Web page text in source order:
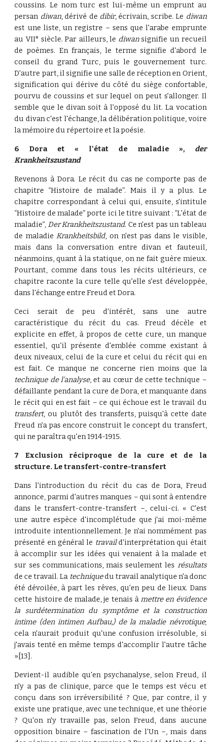
coussins. Le nom turc est lui-même un emprunt au
persan diwan, dérivé de dibir, écrivain, scribe. Le diwan
est une liste, un registre – sens que l'arabe emprunte
au VII° siècle. Par ailleurs, le diwansignifie un recueil
de poèmes. En français, le terme signifie d'abord le
conseil du grand Turc, puis le gouvernement turc.
D'autre part, il signifie une salle de réception en Orient,
signification qui dérive du côté du siège confortable,
pourvu de coussins et sur lequel on peut s'allonger. Il
semble que le divan soit à l'opposé du lit. La vocation
du divan c'est l'échange, la délibération politique, voire
la mémoire du répertoire et la poésie.
6 Dora et « l'état de maladie », der
Krankheitszustand
Revenons à Dora. Le récit du cas ne comporte pas de
chapitre “Histoire de malade”. Mais il y a plus. Le
chapitre correspondant à celui qui, ensuite, s'intitule
“Histoire de malade” porte ici le titre suivant : “L'état de
maladie”, Der Krankheitszustand. Ce n'est pas un tableau
de maladieKrankheitsbild, on n'est pas dans le visible,
mais dans la conversation entre divan et fauteuil,
néanmoins, quant à la statique, on ne fait guère mieux.
Pourtant, comme dans tous les récits ultérieurs, ce
chapitre raconte la cure telle qu'elle s'est développée,
dans l'échange entre Freud et Dora.
Ceci serait de peu d'intérêt, sans une autre
caractéristique du récit du cas. Freud décèle et
explicite en effet, à propos de cette cure, un manque
essentiel, qu'il présente d'emblée comme existant à
deux niveaux, celui de la cure et celui du récit qui en
est fait. Ce manque ne concerne rien moins que la
technique de l'analyse, et au cœur de cette technique –
défaillante pendant la cure de Dora, et manquante dans
le récit qui en est fait – ce qui échoue est le travail du
transfert, ou plutôt des transferts, puisqu'à cette date
Freud n'a pas encore construit le concept du transfert,
qui ne paraîtra qu'en 1914-1915.
7 Exclusion réciproque de la cure et de la
structure. Le transfert-contre-transfert
Dans l'introduction du récit du cas de Dora, Freud
annonce, parmi d'autres manques – qui sont à entendre
dans le transfert-contre-transfert –, celui-ci. « C'est
une autre espèce d'incomplétude que j'ai moi-même
introduite intentionnellement. Je n'ai nommément pas
présenté en général le travaild'interprétation qui était
à accomplir sur les idées qui venaient à la malade et
sur ses communications, mais seulement les résultats
de ce travail. La techniquedu travail analytique n'a donc
été dévoilée, à part les rêves, qu'en peu de lieux. Dans
cette histoire de malade, je tenais àmettre en évidence
la surdétermination du symptôme et la construction
intime (den intimen Aufbau,) de la maladie névrotique;
cela n'aurait produit qu'une confusion irrésoluble, si
j'avais tenté en même temps d'accomplir l'autre tâche
»[13].
Devient-il audible qu'en psychanalyse, selon Freud, il
n'y a pas de clinique, parce que le temps est vécu et
conçu dans son irréversibilité ? Que, par contre, il y
existe une pratique, avec une technique, et une théorie
? Qu'on n'y travaille pas, selon Freud, dans aucune
opposition binaire – fascination de l'Un –, mais dans